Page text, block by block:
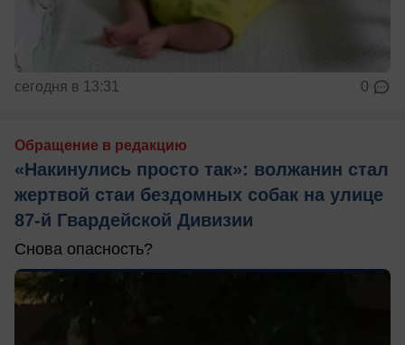
сегодня в 13:31 0
Обращение в редакцию
«Накинулись просто так»: волжанин стал
жертвой стаи бездомных собак на улице
87-й Гвардейской Дивизии
Снова опасность?